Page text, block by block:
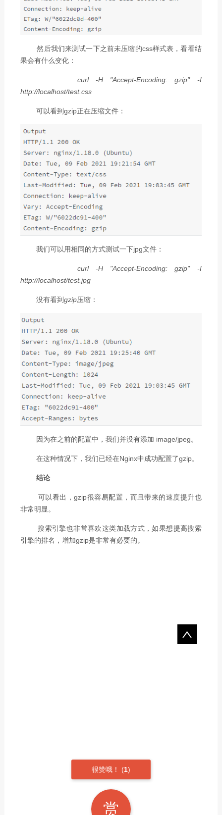
然后我们来测试一下之前未压缩的css样式表，看看结
果会有什么变化：
curl -H "Accept-Encoding: gzip" -I
http://localhost/test.css
可以看到gzip正在压缩文件：
我们可以用相同的方式测试一下jpg文件：
curl -H "Accept-Encoding: gzip" -I
http://localhost/test.jpg
没有看到gzip压缩：
因为在之前的配置中，我们并没有添加 image/jpeg。
在这种情况下，我们已经在Nginx中成功配置了gzip。
结论
可以看出，gzip很容易配置，而且带来的速度提升也
非常明显。
搜索引擎也非常喜欢这类加载方式，如果想提高搜索
引擎的排名，增加gzip是非常有必要的。
很赞哦！ (1)
赏